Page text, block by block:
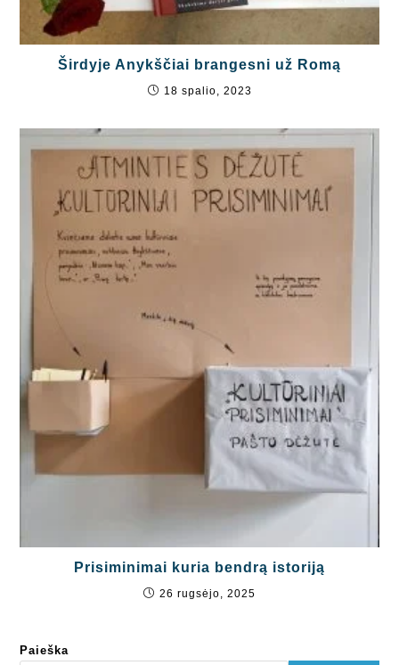
Širdyje Anykščiai brangesni už Romą
18 spalio, 2023
Prisiminimai kuria bendrą istoriją
26 rugsėjo, 2025
Paieška